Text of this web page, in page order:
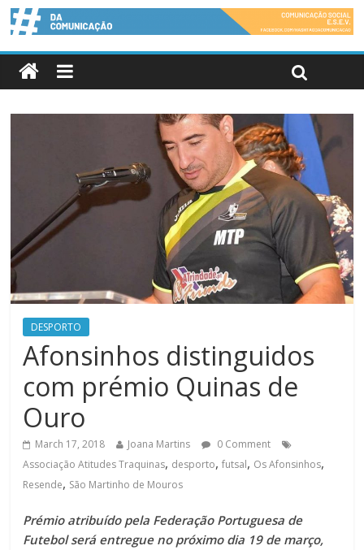
DESPORTO
Afonsinhos distinguidos
com prémio Quinas de
Ouro
March 17, 2018 Joana Martins
0 Comment
Associação Atitudes Traquinas, desporto,futsal, Os Afonsinhos,
Resende, São Martinho de Mouros
Prémio atribuído pela Federação Portuguesa de
Futebol será entregue no próximo dia 19 de março,